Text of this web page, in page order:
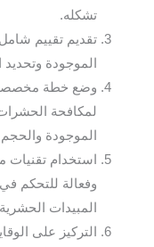
تشكله.
تقديم تقييم
الموجودة وتحديد
وضع خطة
لمكافحة
الموجودة
استخدام تقنيات
وفعالة للتحكم
المبيدات
التركيز على